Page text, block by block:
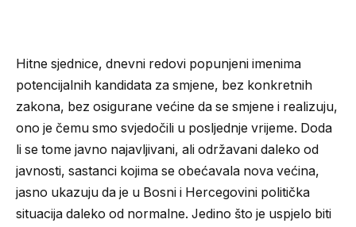
Hitne sjednice, dnevni redovi popunjeni imenima
potencijalnih kandidata za smjene, bez konkretnih
zakona, bez osigurane većine da se smjene i realizuju,
ono je čemu smo svjedočili u posljednje vrijeme. Doda
li se tome javno najavljivani, ali održavani daleko od
javnosti, sastanci kojima se obećavala nova većina,
jasno ukazuju da je u Bosni i Hercegovini politička
situacija daleko od normalne. Jedino što je uspjelo biti